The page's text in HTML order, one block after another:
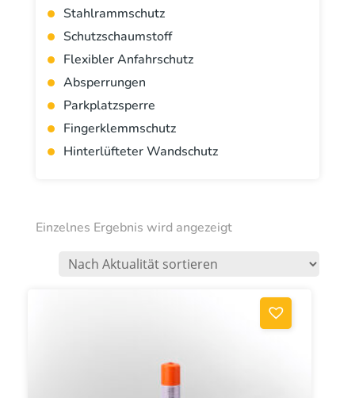
Einzelnes Ergebnis wird angezeigt
Stahlrammschutz
Schutzschaumstoff
Flexibler Anfahrschutz
Absperrungen
Parkplatzsperre
Fingerklemmschutz
Hinterlüfteter Wandschutz